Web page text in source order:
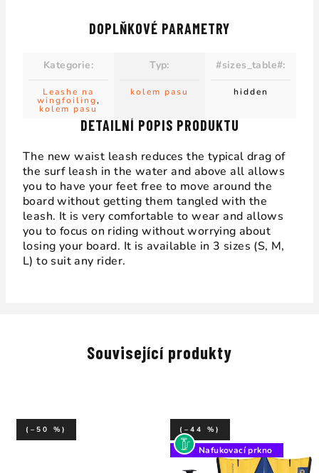
DETAILNÍ POPIS PRODUKTU
The new waist leash reduces the typical drag of
the surf leash in the water and above all allows
you to have your feet free to move around the
board without getting them tangled with the
leash. It is very comfortable to wear and allows
you to focus on riding without worrying about
losing your board. It is available in 3 sizes (S, M,
L) to suit any rider.
DOPLŇKOVÉ PARAMETRY
Kategorie:
Leashe na
wingfoiling,
kolem pasu
Typ:
kolem pasu
#sizes_table#:
hidden
Související produkty
(–50 %)
Nafukovací prkno
(–44 %)